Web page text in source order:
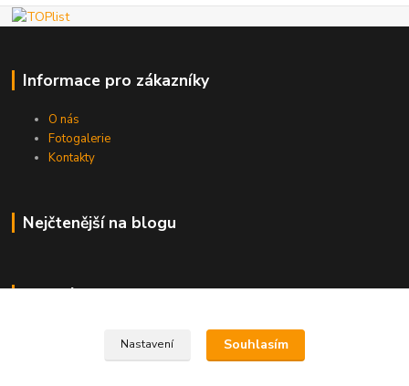
Informace pro zákazníky
O nás
Fotogalerie
Kontakty
Nejčtenější na blogu
Kde nás najdete
Nastavení Souhlasím